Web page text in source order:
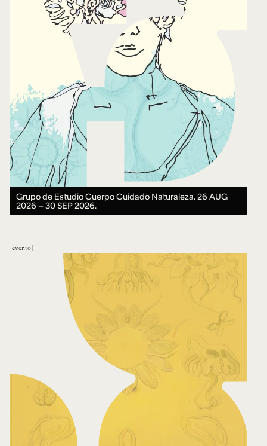
Grupo de Estudio Cuerpo Cuidado Naturaleza.26 AUG
2026 ― 30 SEP 2026.
evento